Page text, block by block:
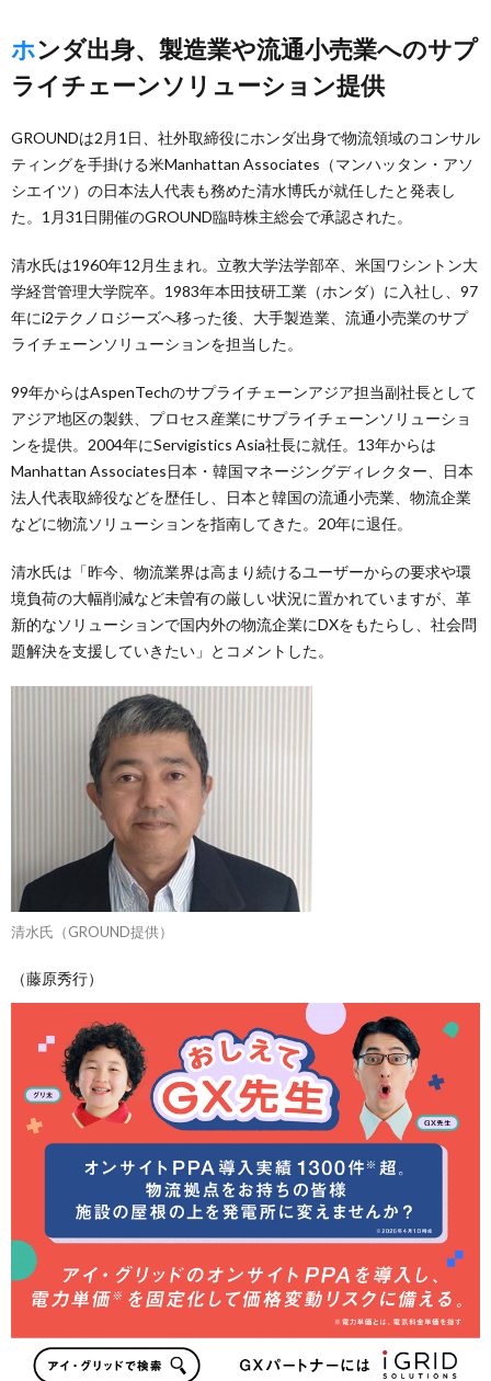
ホンダ出身、製造業や流通小売業へのサプ
ライチェーンソリューション提供
GROUNDは2月1日、社外取締役にホンダ出身で物流領域のコンサル
ティングを手掛ける米Manhattan Associates（マンハッタン・アソ
シエイツ）の日本法人代表も務めた清水博氏が就任したと発表し
た。1月31日開催のGROUND臨時株主総会で承認された。
清水氏は1960年12月生まれ。立教大学法学部卒、米国ワシントン大
学経営管理大学院卒。1983年本田技研工業（ホンダ）に入社し、97
年にi2テクノロジーズへ移った後、大手製造業、流通小売業のサプ
ライチェーンソリューションを担当した。
99年からはAspenTechのサプライチェーンアジア担当副社長として
アジア地区の製鉄、プロセス産業にサプライチェーンソリューショ
ンを提供。2004年にServigistics Asia社長に就任。13年からは
Manhattan Associates日本・韓国マネージングディレクター、日本
法人代表取締役などを歴任し、日本と韓国の流通小売業、物流企業
などに物流ソリューションを指南してきた。20年に退任。
清水氏は「昨今、物流業界は高まり続けるユーザーからの要求や環
境負荷の大幅削減など未曽有の厳しい状況に置かれていますが、革
新的なソリューションで国内外の物流企業にDXをもたらし、社会問
題解決を支援していきたい」とコメントした。
清水氏（GROUND提供）
（藤原秀行）